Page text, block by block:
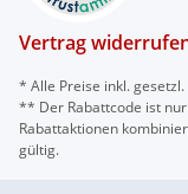
Vertrag
* Alle Preise inkl.
** Der Rabattcode ist
Rabattaktionen
gültig.